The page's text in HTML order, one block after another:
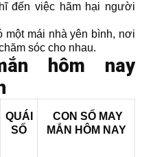
đến việc hãm hại người
một mái nhà yên bình, nơi
sóc cho nhau.
hôm nay
QUÁI
SỐ
CON SỐ MAY
MẮN HÔM NAY